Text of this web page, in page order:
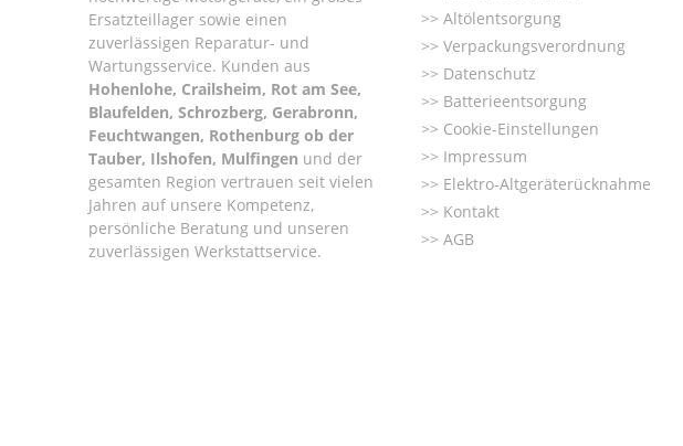
Ersatzteillager sowie einen
zuverlässigen Reparatur- und
Wartungsservice. Kunden aus
Hohenlohe, Crailsheim, Rot am See,
Blaufelden, Schrozberg, Gerabronn,
Feuchtwangen, Rothenburg ob der
Tauber, Ilshofen, Mulfingen und der
gesamten Region vertrauen seit vielen
Jahren auf unsere Kompetenz,
persönliche Beratung und unseren
zuverlässigen Werkstattservice.
Altölentsorgung
Verpackungsverordnung
Datenschutz
Batterieentsorgung
Cookie-Einstellungen
Impressum
Elektro-Altgeräterücknahme
Kontakt
AGB